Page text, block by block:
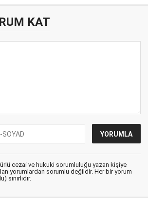
KAT
cezai ve hukuki sorumluluğu yazan kişiye
yorumlardan sorumlu değildir. Her bir yorum
sınırlıdır.